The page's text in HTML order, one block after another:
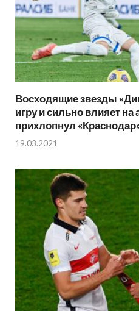
Восходящие звезды
игру и сильно влияет на
прихлопнул
19.03.2021